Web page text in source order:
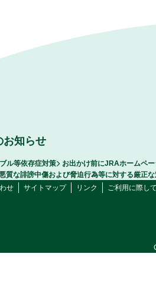
お知らせ
ル等依存症対策
お出かけ前にJRAホームペ
質な誹謗中傷および脅迫行為等に対する厳正
せ
サイトマップ リンク ご利用に際し